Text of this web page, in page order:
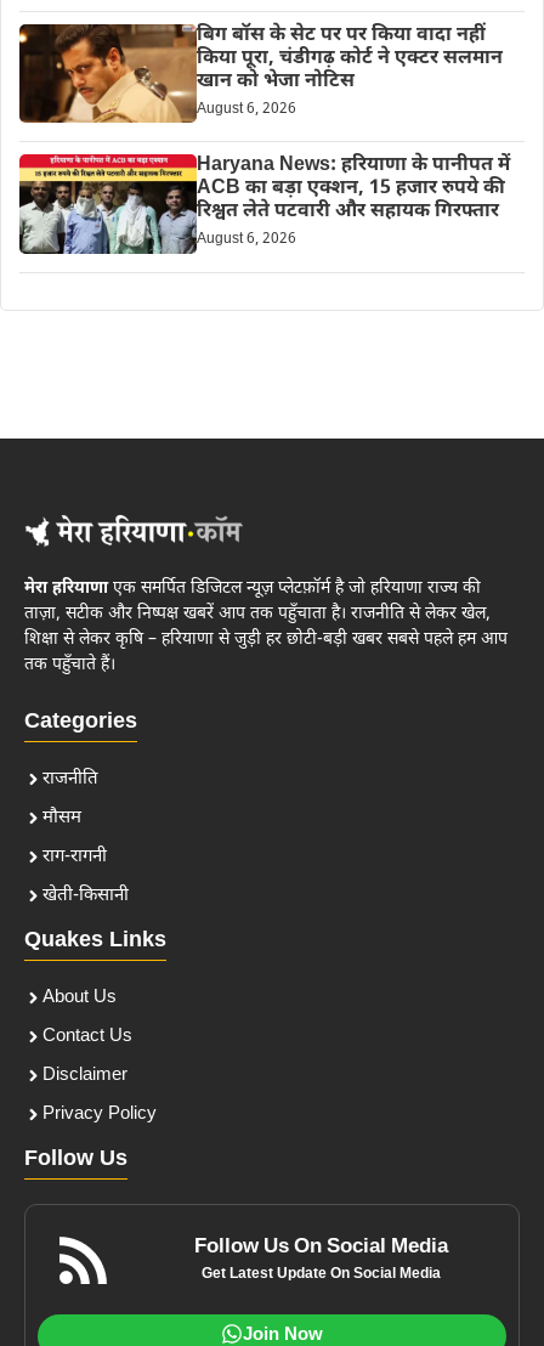
बिग बॉस के सेट पर पर किया वादा नहीं
किया पूरा, चंडीगढ़ कोर्ट ने एक्टर सलमान
खान को भेजा नोटिस
August 6, 2026
Haryana News: हरियाणा के पानीपत में
ACB का बड़ा एक्शन, 15 हजार रुपये की
रिश्वत लेते पटवारी और सहायक गिरफ्तार
August 6, 2026
मेरा हरियाणाएक समर्पित डिजिटल न्यूज़ प्लेटफ़ॉर्म है जो हरियाणा राज्य की
ताज़ा, सटीक और निष्पक्ष खबरें आप तक पहुँचाता है। राजनीति से लेकर खेल,
शिक्षा से लेकर कृषि – हरियाणा से जुड़ी हर छोटी-बड़ी खबर सबसे पहले हम आप
तक पहुँचाते हैं।
Categories
राजनीति
मौसम
राग-रागनी
खेती-किसानी
Quakes Links
About Us
Contact Us
Disclaimer
Privacy Policy
Follow Us
Follow Us On Social Media
Get Latest Update On Social Media
Join Now